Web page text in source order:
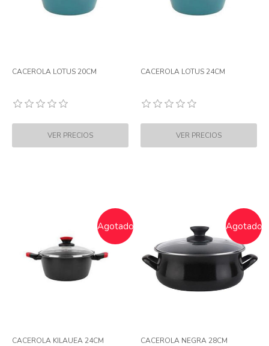
CACEROLA LOTUS 20CM CACEROLA LOTUS 24CM
Agotado
CACEROLA KILAUEA 24CM
Agotado
CACEROLA NEGRA 28CM